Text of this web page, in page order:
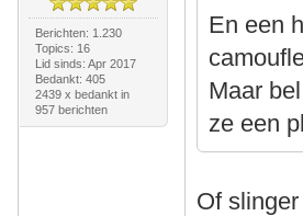
Berichten: 1.230
Topics: 16
Lid sinds: Apr 2017
Bedankt: 405
2439 x bedankt in
957 berichten
En een
Maar
ze een
Of